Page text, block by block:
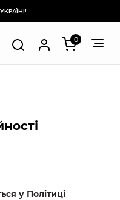
0
у Політиці